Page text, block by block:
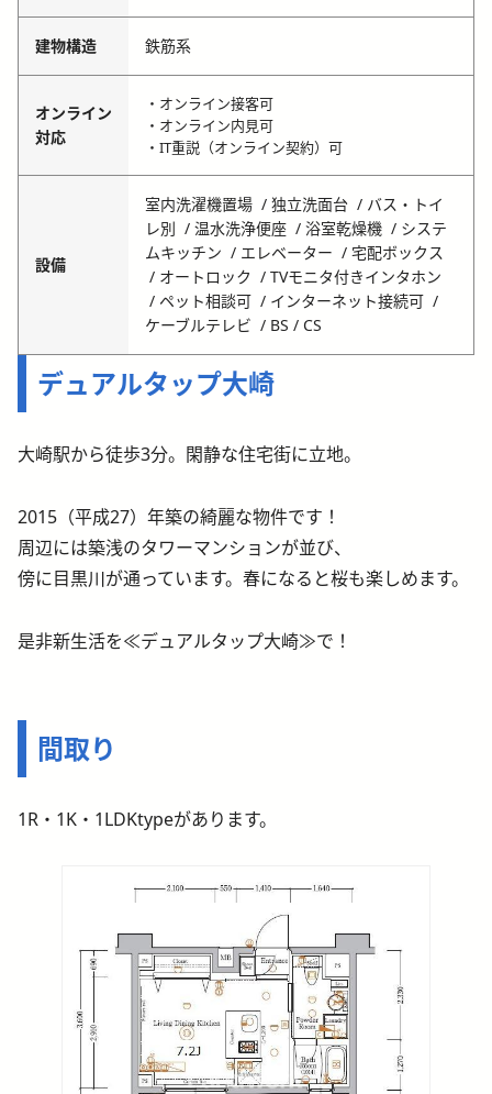
建物構造 鉄筋系
オンライン
対応
・オンライン接客可
・オンライン内見可
・IT重説（オンライン契約）可
設備
室内洗濯機置場 独立洗面台
バス・トイ
レ別
温水洗浄便座 浴室乾燥機
システ
ムキッチン
エレベーター
宅配ボックス
オートロック
TVモニタ付きインタホン
ペット相談可
インターネット接続可
ケーブルテレビ
BS / CS
デュアルタップ大崎
大崎駅から徒歩3分。閑静な住宅街に立地。
2015（平成27）年築の綺麗な物件です！
周辺には築浅のタワーマンションが並び、
傍に目黒川が通っています。春になると桜も楽しめます。
是非新生活を≪デュアルタップ大崎≫で！
間取り
1R・1K・1LDKtypeがあります。